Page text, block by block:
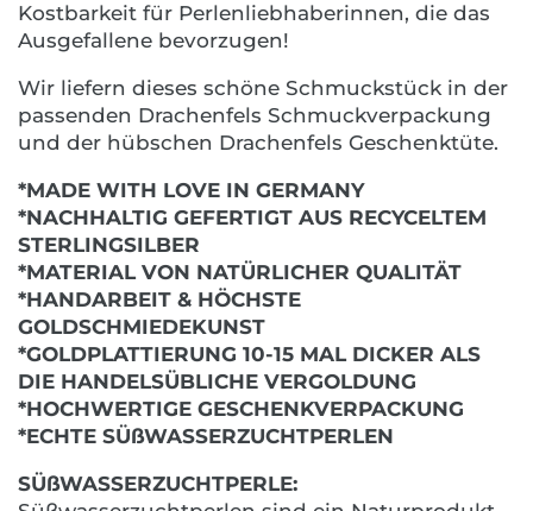
Kostbarkeit für Perlenliebhaberinnen, die das
Ausgefallene bevorzugen!
Wir liefern dieses schöne Schmuckstück in der
passenden Drachenfels Schmuckverpackung
und der hübschen Drachenfels Geschenktüte.
*MADE WITH LOVE IN GERMANY
*NACHHALTIG GEFERTIGT AUS RECYCELTEM
STERLINGSILBER
*MATERIAL VON NATÜRLICHER QUALITÄT
*HANDARBEIT & HÖCHSTE
GOLDSCHMIEDEKUNST
*GOLDPLATTIERUNG 10-15 MAL DICKER ALS
DIE HANDELSÜBLICHE VERGOLDUNG
*HOCHWERTIGE GESCHENKVERPACKUNG
*ECHTE SÜßWASSERZUCHTPERLEN
SÜßWASSERZUCHTPERLE: